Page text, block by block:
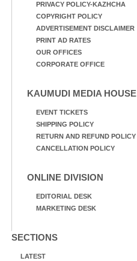
PRIVACY POLICY-KAZHCHA
COPYRIGHT POLICY
ADVERTISEMENT DISCLAIMER
PRINT AD RATES
OUR OFFICES
CORPORATE OFFICE
KAUMUDI MEDIA HOUSE
EVENT TICKETS
SHIPPING POLICY
RETURN AND REFUND POLICY
CANCELLATION POLICY
ONLINE DIVISION
EDITORIAL DESK
MARKETING DESK
SECTIONS
LATEST